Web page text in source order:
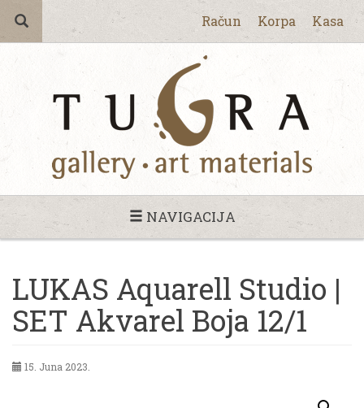
Račun Korpa Kasa
NAVIGACIJA
LUKAS Aquarell Studio |
SET Akvarel Boja 12/1
15. Juna 2023.